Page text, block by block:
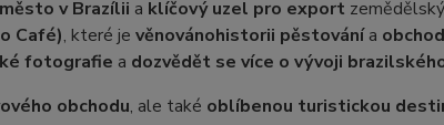
v Brazílii a klíčový uzel pro export
Café), které je věnovánohistorii pěstovánía
fotografie a dozvědět se více o vývoji
obchodu, ale také oblíbenou turistickou